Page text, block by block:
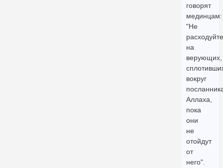
говорят
мединцам:
"Не
расходуйте
на
верующих,
вокруг
Аллаха,
пока
они
не
отойдут
от
него".